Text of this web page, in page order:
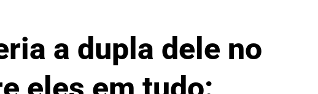
a dupla dele no